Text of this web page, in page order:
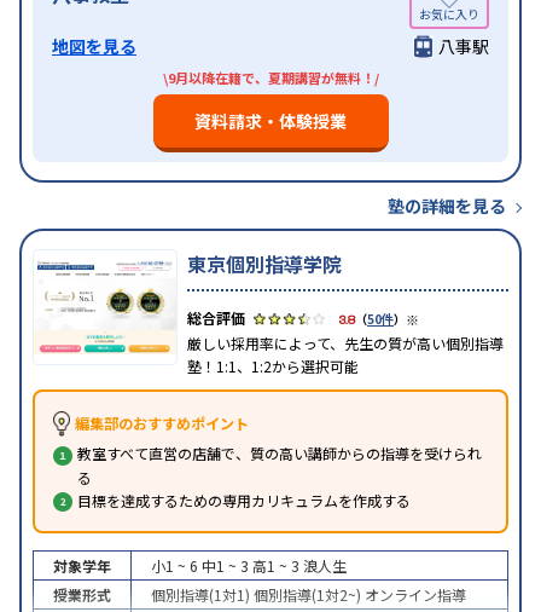
地図を見る 八事駅
\9月以降在籍で、夏期講習が無料！/
資料請求・体験授業
塾の詳細を見る
東京個別指導学院
3.8（50件） ※
厳しい採用率によって、先生の質が高い個別指導
塾！1:1、1:2から選択可能
編集部のおすすめポイント
教室すべて直営の店舗で、質の高い講師からの指導を受けられ
る
目標を達成するための専用カリキュラムを作成する
対象学年 小1 ~ 6 中1 ~ 3 高1 ~ 3 浪人生
授業形式
個別指導(1対1) 個別指導(1対2~) オンライン指導